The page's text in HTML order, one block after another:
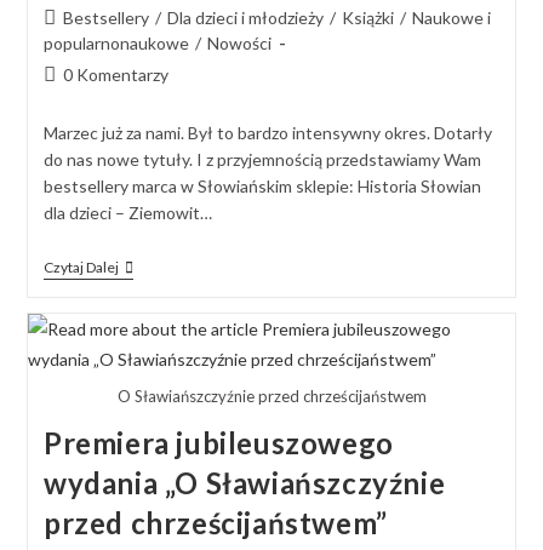
Bestsellery / Dla dzieci i młodzieży / Książki / Naukowe i
popularnonaukowe / Nowości
0 Komentarzy
Marzec już za nami. Był to bardzo intensywny okres. Dotarły
do nas nowe tytuły. I z przyjemnością przedstawiamy Wam
bestsellery marca w Słowiańskim sklepie: Historia Słowian
dla dzieci – Ziemowit…
Czytaj Dalej
O Sławiańszczyźnie przed chrześcijaństwem
Premiera jubileuszowego
wydania „O Sławiańszczyźnie
przed chrześcijaństwem”